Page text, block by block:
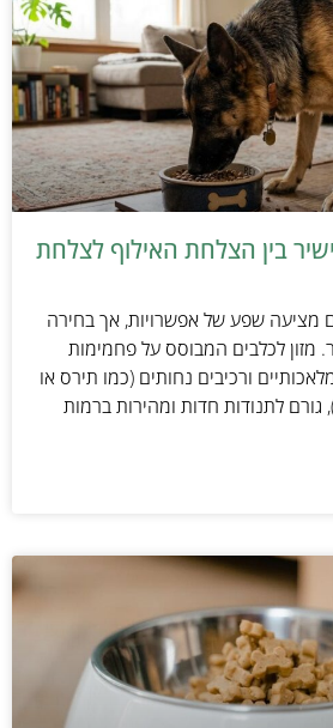
בין הצלחת האילוף לצלחת
מציעה שפע של אפשרויות, אך בחירה
מזון לכלבים המבוסס על פחמימות
ורכיבים נחותים (כמו תירס או
גורם לתנודות חדות ומהירות ברמות